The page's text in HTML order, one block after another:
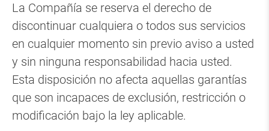
La Compañía se reserva el derecho de
discontinuar cualquiera o todos sus servicios
en cualquier momento sin previo aviso a usted
y sin ninguna responsabilidad hacia usted.
Esta disposición no afecta aquellas garantías
que son incapaces de exclusión, restricción o
modificación bajo la ley aplicable.